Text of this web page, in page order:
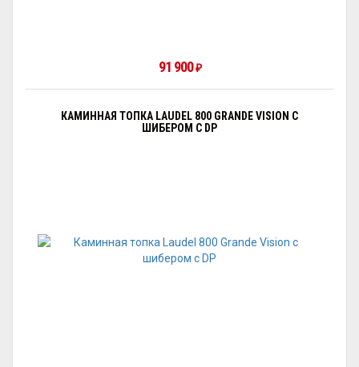
91 900₽
КАМИННАЯ ТОПКА LAUDEL 800 GRANDE VISION С
ШИБЕРОМ С DP